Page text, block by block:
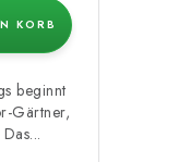
KORB
beginnt
Gärtner,